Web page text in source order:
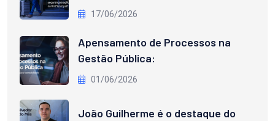
17/06/2026
Apensamento de Processos na
Gestão Pública:
01/06/2026
João Guilherme é o destaque do